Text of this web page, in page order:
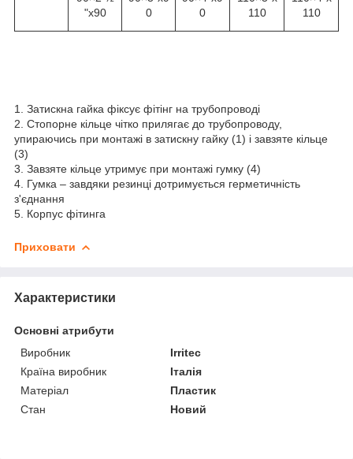
"x90
0
0
110
110
1. Затискна гайка фіксує фітінг на трубопроводі
2. Стопорне кільце чітко прилягає до трубопроводу,
упираючись при монтажі в затискну гайку (1) і завзяте кільце
(3)
3. Завзяте кільце утримує при монтажі гумку (4)
4. Гумка – завдяки резинці дотримується герметичність
з'єднання
5. Корпус фітинга
Приховати
Характеристики
Основні атрибути
Виробник
Irritec
Країна виробник
Італія
Матеріал
Пластик
Стан
Новий